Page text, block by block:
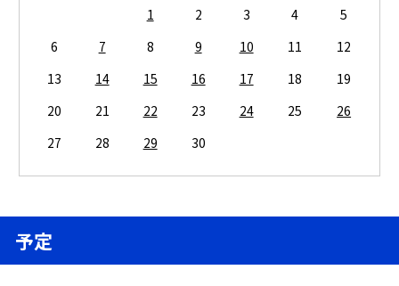
1 2 3 4
5
6
7 8 9 10 11
12
13
14 15 16 17 18
19
20
21 22 23 24 25
26
27
28 29 30
予定